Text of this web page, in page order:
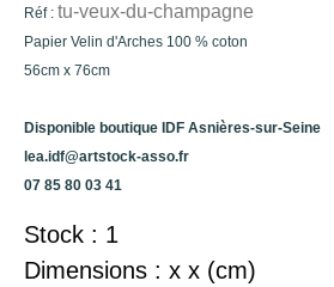
Réf : tu-veux-du-champagne
Papier Velin d'Arches 100 % coton
56cm x 76cm
Disponible boutique IDF Asnières-sur-Seine
lea.idf@artstock-asso.fr
07 85 80 03 41
Stock : 1
Dimensions : x x (cm)